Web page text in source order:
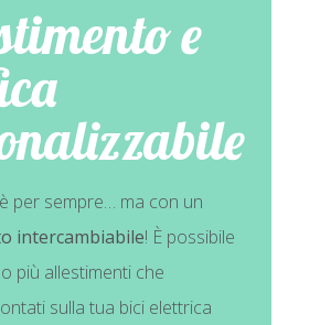
e
per sempre… ma con un
intercambiabile! È possibile
più allestimenti che
sulla tua bici elettrica